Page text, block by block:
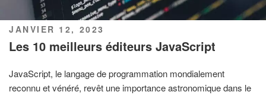
PUBLIÉ
LE
JANVIER 12, 2023
Les 10 meilleurs éditeurs JavaScript
JavaScript, le langage de programmation mondialement
reconnu et vénéré, revêt une importance astronomique dans le